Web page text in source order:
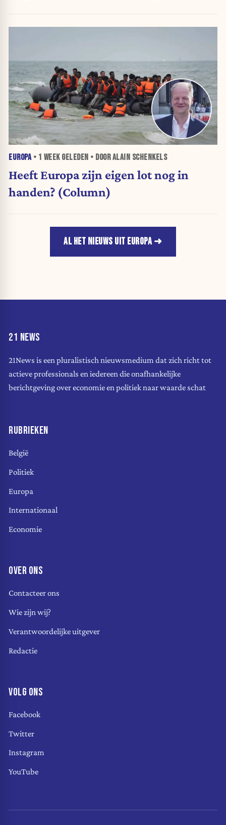
EUROPA• 1 WEEKGELEDEN • DOOR ALAIN SCHENKELS
Heeft Europa zijn eigen lot nog in
handen? (Column)
AL HET NIEUWS UIT EUROPA
21 NEWS
21News is een pluralistisch nieuwsmedium dat zich richt tot
actieve professionals en iedereen die onafhankelijke
berichtgeving over economie en politiek naar waarde schat
RUBRIEKEN
België
Politiek
Europa
Internationaal
Economie
OVER ONS
Contacteer ons
Wie zijn wij?
Verantwoordelijke uitgever
Redactie
VOLG ONS
Facebook
Twitter
Instagram
YouTube